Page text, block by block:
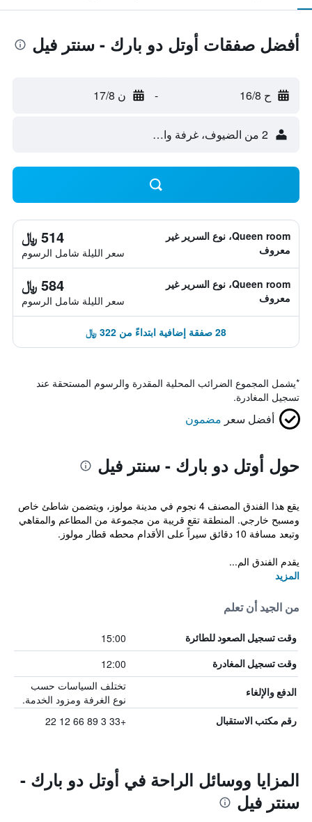
أفضل صفقات أوتل دو بارك - سنتر فيل
ح 16/8 - ن 17/8
2 من الضيوف، غرفة واحدة
Queen room، نوع السرير غير
معروف
514 ﷼
سعر الليلة شامل الرسوم
Queen room، نوع السرير غير
معروف
584 ﷼
سعر الليلة شامل الرسوم
28 صفقة إضافية ابتداءً من 322 ﷼
*يشمل المجموع الضرائب المحلية المقدرة والرسوم المستحقة عند
تسجيل المغادرة.
أفضل سعر مضمون
حول أوتل دو بارك - سنتر فيل
يقع هذا الفندق المصنف 4 نجوم في مدينة مولوز، ويتضمن شاطئ خاص
ومسبح خارجي. المنطقة تقع قريبة من مجموعة من المطاعم والمقاهي
وتبعد مسافة 10 دقائق سيراً على الأقدام محطه قطار مولوز.
يقدم الفندق الم...
المزيد
من الجيد أن تعلم
وقت تسجيل الصعود للطائرة 15:00
وقت تسجيل المغادرة 12:00
الدفع والإلغاء
تختلف السياسات حسب
نوع الغرفة ومزود الخدمة.
رقم مكتب الاستقبال +33 3 89 66 12 22
المزايا ووسائل الراحة في أوتل دو بارك -
سنتر فيل